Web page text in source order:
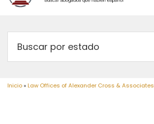
Inicio»Law Offices of Alexander Cross & Associates